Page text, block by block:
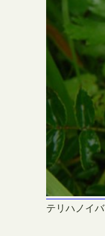
テリハノイ